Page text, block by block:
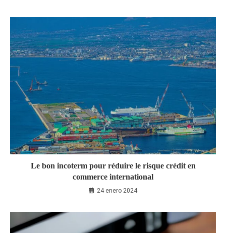
Le bon incoterm pour réduire le risque crédit en
commerce international
24 enero 2024